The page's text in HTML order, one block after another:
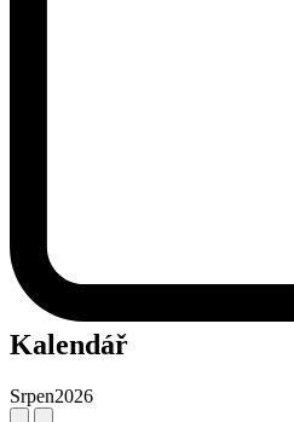
Kalendář
Srpen2026